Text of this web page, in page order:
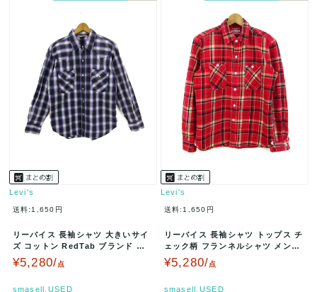
Levi's
送料:1,650円
リーバイス 長袖シャツ 大きいサイ
ズ コットン RedTab ブランド ト
ップス メンズ XLサイズ…
¥5,280/点
smasell.USED
Levi's
送料:1,650円
リーバイス 長袖シャツ トップス チ
ェック柄 フランネルシャツ メンズ
Mサイズ 赤×黒 Levi'…
¥5,280/点
smasell.USED